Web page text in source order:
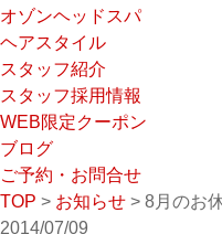
オゾンヘッドスパ
ヘアスタイル
スタッフ紹介
スタッフ採用情報
WEB限定クーポン
ブログ
ご予約・お問合せ
TOP > お知らせ > 8月のお
2014/07/09